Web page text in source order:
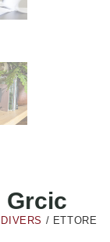
Grcic
DIVERS / ETTORE